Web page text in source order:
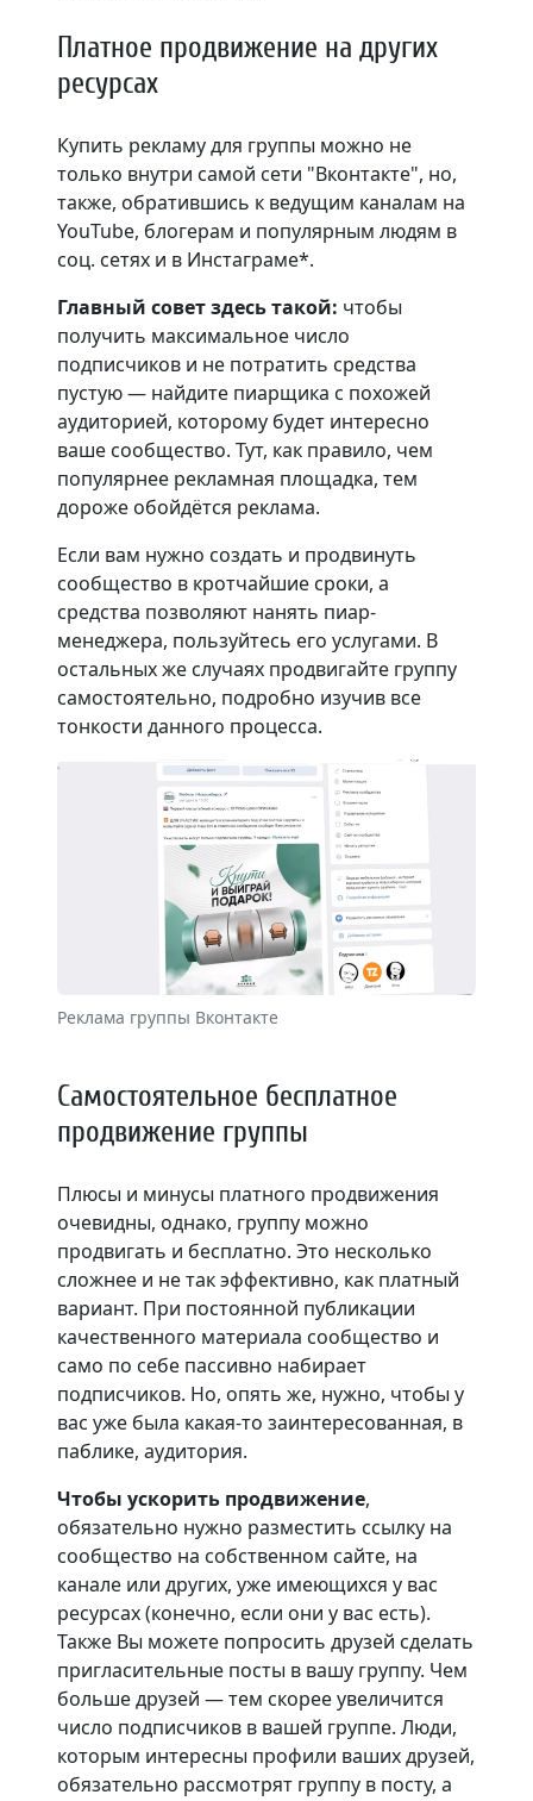
Платное продвижение на других
ресурсах
Купить рекламу для группы можно не
только внутри самой сети "Вконтакте", но,
также, обратившись к ведущим каналам на
YouTube, блогерам и популярным людям в
соц. сетях и в Инстаграме*.
Главный совет здесь такой: чтобы
получить максимальное число
подписчиков и не потратить средства
пустую — найдите пиарщика с похожей
аудиторией, которому будет интересно
ваше сообщество. Тут, как правило, чем
популярнее рекламная площадка, тем
дороже обойдётся реклама.
Если вам нужно создать и продвинуть
сообщество в кротчайшие сроки, а
средства позволяют нанять пиар-
менеджера, пользуйтесь его услугами. В
остальных же случаях продвигайте группу
самостоятельно, подробно изучив все
тонкости данного процесса.
Реклама группы Вконтакте
Самостоятельное бесплатное
продвижение группы
Плюсы и минусы платного продвижения
очевидны, однако, группу можно
продвигать и бесплатно. Это несколько
сложнее и не так эффективно, как платный
вариант. При постоянной публикации
качественного материала сообщество и
само по себе пассивно набирает
подписчиков. Но, опять же, нужно, чтобы у
вас уже была какая-то заинтересованная, в
паблике, аудитория.
Чтобы ускорить продвижение,
обязательно нужно разместить ссылку на
сообщество на собственном сайте, на
канале или других, уже имеющихся у вас
ресурсах (конечно, если они у вас есть).
Также Вы можете попросить друзей сделать
пригласительные посты в вашу группу. Чем
больше друзей — тем скорее увеличится
число подписчиков в вашей группе. Люди,
которым интересны профили ваших друзей,
обязательно рассмотрят группу в посту, а